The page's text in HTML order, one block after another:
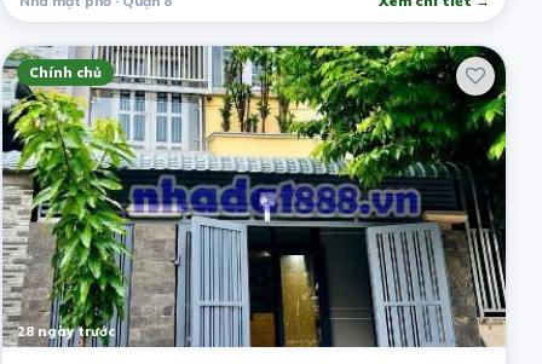
Chính chủ
28 ngày trước